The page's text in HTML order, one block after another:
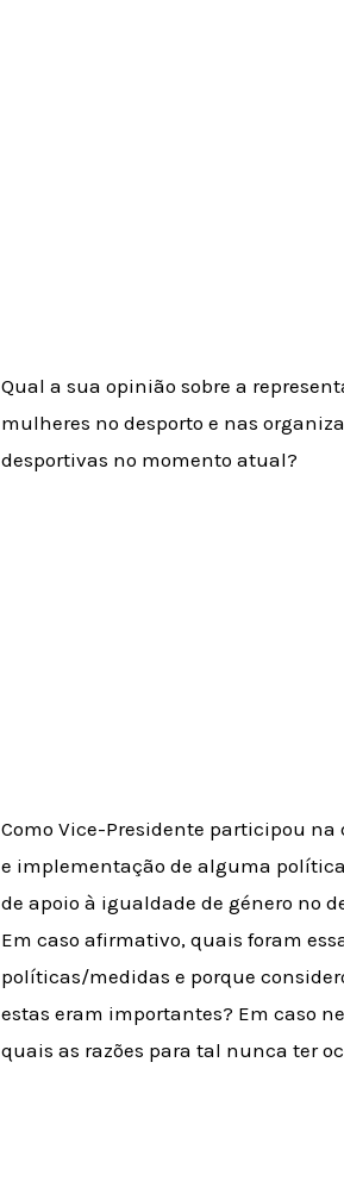
Qual a sua opinião sobre a
mulheres no desporto e nas
desportivas no momento atual?
Como Vice-Presidente participou na
e implementação de alguma
de apoio à igualdade de género no
Em caso afirmativo, quais foram
políticas/medidas e porque
estas eram importantes? Em caso
quais as razões para tal nunca ter